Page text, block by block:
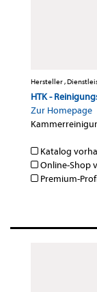
Hersteller ,
HTK -
Zur Homepage
Katalog
Online-Shop
Premium-